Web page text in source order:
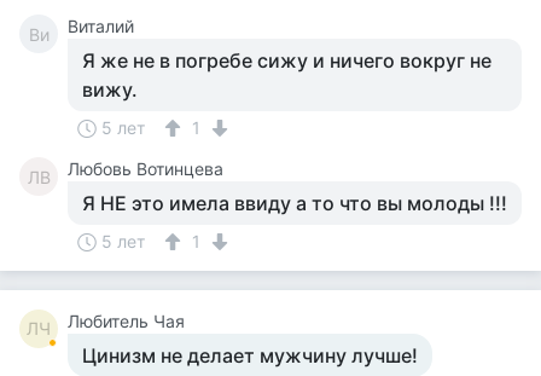
Ви Виталий
Я же не в погребе сижу и ничего вокруг не
вижу.
5 лет 1
ЛВ Любовь Вотинцева
Я НЕ это имела ввиду а то что вы молоды !!!
5 лет 1
ЛЧ Любитель Чая
Цинизм не делает мужчину лучше!